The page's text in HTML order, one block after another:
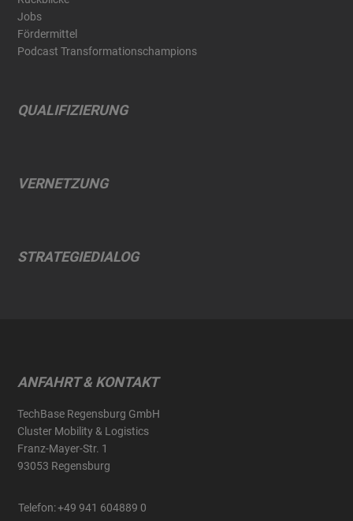
Jobs
Fördermittel
Podcast Transformationschampions
QUALIFIZIERUNG
VERNETZUNG
STRATEGIEDIALOG
ANFAHRT & KONTAKT
TechBase Regensburg GmbH
Cluster Mobility & Logistics
Franz-Mayer-Str. 1
93053 Regensburg
Telefon:+49 941 604889 0